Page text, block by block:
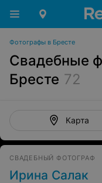
Фотографы в Бресте
Свадебные
Бресте 72
Карта
СВАДЕБНЫЙ ФОТОГРАФ
Ирина Салак